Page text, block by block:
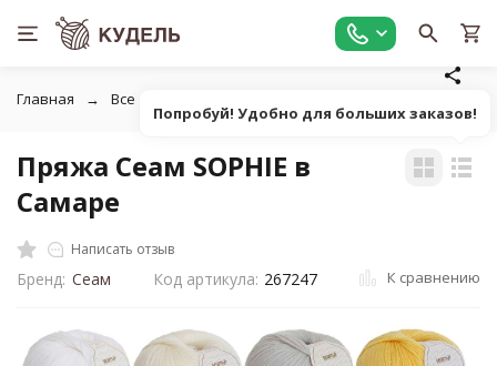
Главная Все для вязания
Пряжа Сеам SOPHIE в
Самаре
Написать отзыв
Бренд: Сеам Код артикула: 267247 К сравнению
Попробуй! Удобно для больших заказов!